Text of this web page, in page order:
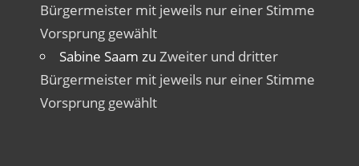
Bürgermeister mit jeweils nur einer Stimme
Vorsprung gewählt
Sabine Saam zu Zweiter und dritter
Bürgermeister mit jeweils nur einer Stimme
Vorsprung gewählt